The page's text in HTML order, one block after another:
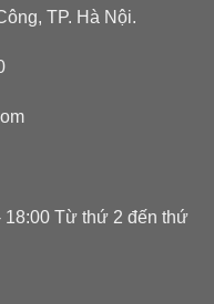
TP. Hà Nội.
Từ thứ 2 đến thứ